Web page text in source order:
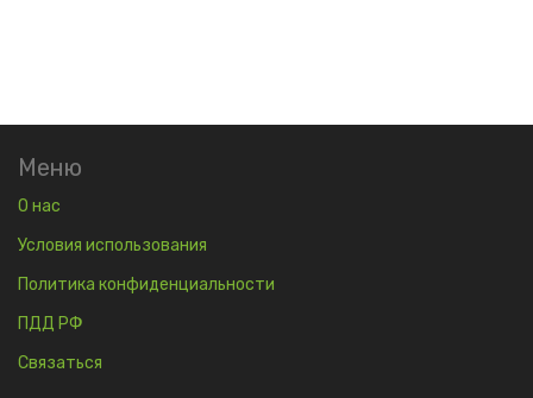
Меню
О нас
Условия использования
Политика конфиденциальности
ПДД РФ
Связаться